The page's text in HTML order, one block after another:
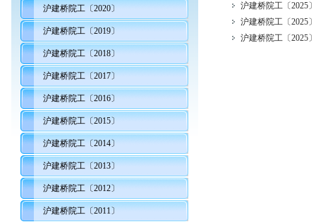
沪建桥院工〔2020〕
沪建桥院工〔2019〕
沪建桥院工〔2018〕
沪建桥院工〔2017〕
沪建桥院工〔2016〕
沪建桥院工〔2015〕
沪建桥院工〔2014〕
沪建桥院工〔2013〕
沪建桥院工〔2012〕
沪建桥院工〔2011〕
沪建桥院工〔2025
沪建桥院工〔2025
沪建桥院工〔2025